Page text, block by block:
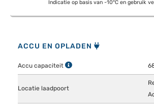
Indicatie op basis van -10°C en gebruik
ACCU EN OPLADEN
Accu capaciteit
Locatie laadpoort